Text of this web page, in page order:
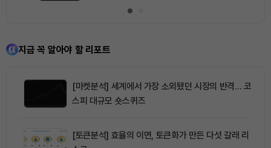
청산 2.35억달러
지금 꼭 알아야 할 리포트
[마켓분석] 세계에서 가장 소외됐던 시장의 반격… 코
스피 대규모 숏스퀴즈
[토큰분석] 효율의 이면, 토큰화가 만든 다섯 갈래 리